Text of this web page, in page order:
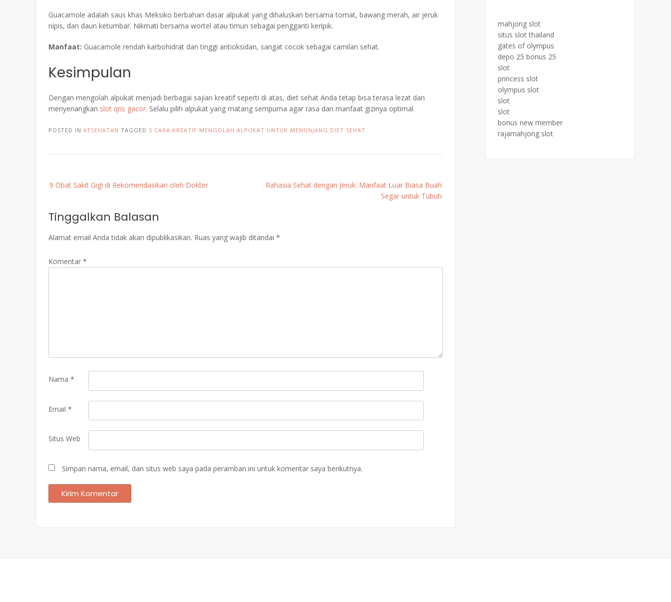
Guacamole adalah saus khas Meksiko berbahan dasar alpukat yang dihaluskan bersama tomat, bawang merah, air jeruk
nipis, dan daun ketumbar. Nikmati bersama wortel atau timun sebagai pengganti keripik.
Manfaat: Guacamole rendah karbohidrat dan tinggi antioksidan, sangat cocok sebagai camilan sehat.
Kesimpulan
Dengan mengolah alpukat menjadi berbagai sajian kreatif seperti di atas, diet sehat Anda tetap bisa terasa lezat dan
menyenangkan slot qris gacor. Selalu pilih alpukat yang matang sempurna agar rasa dan manfaat gizinya optimal.
POSTED IN KESEHATAN TAGGED 5 CARA KREATIF MENGOLAH ALPUKAT UNTUK MENUNJANG DIET SEHAT
navigation
9 Obat Sakit Gigi di Rekomendasikan oleh Dokter
Rahasia Sehat dengan Jeruk: Manfaat Luar Biasa Buah
Segar untuk Tubuh
Tinggalkan Balasan
Alamat email Anda tidak akan dipublikasikan. Ruas yang wajib ditandai *
Komentar *
Nama *
Email *
Situs Web
Simpan nama, email, dan situs web saya pada peramban ini untuk komentar saya berikutnya.
mahjong slot
situs slot thailand
gates of olympus
depo 25 bonus 25
slot
princess slot
olympus slot
slot
slot
bonus new member
rajamahjong slot